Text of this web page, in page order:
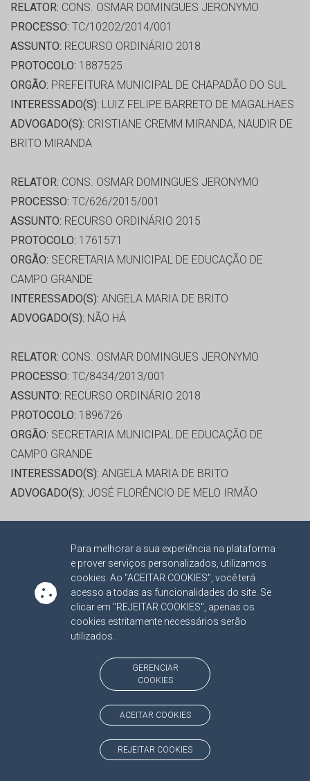
Para melhorar a sua experiência na plataforma
e prover serviços personalizados, utilizamos
cookies. Ao "ACEITAR COOKIES", você terá
acesso a todas as funcionalidades do site. Se
clicar em "REJEITAR COOKIES", apenas os
cookies estritamente necessários serão
utilizados.
GERENCIAR
COOKIES
ACEITAR COOKIES
REJEITAR COOKIES
RELATOR: CONS. OSMAR DOMINGUES JERONYMO
PROCESSO: TC/10202/2014/001
ASSUNTO: RECURSO ORDINÁRIO 2018
PROTOCOLO: 1887525
ORGÃO: PREFEITURA MUNICIPAL DE CHAPADÃO DO SUL
INTERESSADO(S): LUIZ FELIPE BARRETO DE MAGALHAES
ADVOGADO(S): CRISTIANE CREMM MIRANDA, NAUDIR DE
BRITO MIRANDA
RELATOR: CONS. OSMAR DOMINGUES JERONYMO
PROCESSO: TC/626/2015/001
ASSUNTO: RECURSO ORDINÁRIO 2015
PROTOCOLO: 1761571
ORGÃO: SECRETARIA MUNICIPAL DE EDUCAÇÃO DE
CAMPO GRANDE
INTERESSADO(S): ANGELA MARIA DE BRITO
ADVOGADO(S): NÃO HÁ
RELATOR: CONS. OSMAR DOMINGUES JERONYMO
PROCESSO: TC/8434/2013/001
ASSUNTO: RECURSO ORDINÁRIO 2018
PROTOCOLO: 1896726
ORGÃO: SECRETARIA MUNICIPAL DE EDUCAÇÃO DE
CAMPO GRANDE
INTERESSADO(S): ANGELA MARIA DE BRITO
ADVOGADO(S): JOSÉ FLORÊNCIO DE MELO IRMÃO
TC/6045/2016
REVISÃO 2004
PROTOCOLO:1672840
PREFEITURA MUNICIPAL DE PEDRO GOMES
INTERESSADO(S):ENIVALDO DIAS PEDROSO
CONS. OSMAR DOMINGUES JERONYMO
TC/16921/2015
REVISÃO 2015
1637584